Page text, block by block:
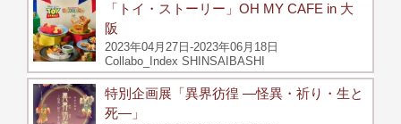
「トイ・ストーリー」OH MY CAFE in 大
阪
2023年04月27日-2023年06月18日
Collabo_Index SHINSAIBASHI
特別企画展「異界彷徨 ―怪異・祈り・生と
死―」